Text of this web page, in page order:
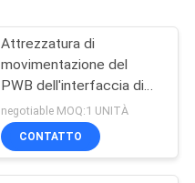
Attrezzatura di
movimentazione del
PWB dell'interfaccia di
SMEMA
negotiable MOQ:1 UNITÀ
CONTATTO